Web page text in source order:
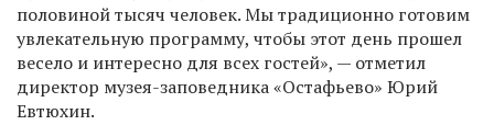
половиной тысяч человек. Мы традиционно готовим
увлекательную программу, чтобы этот день прошел
весело и интересно для всех гостей», — отметил
директор музея-заповедника «Остафьево» Юрий
Евтюхин.